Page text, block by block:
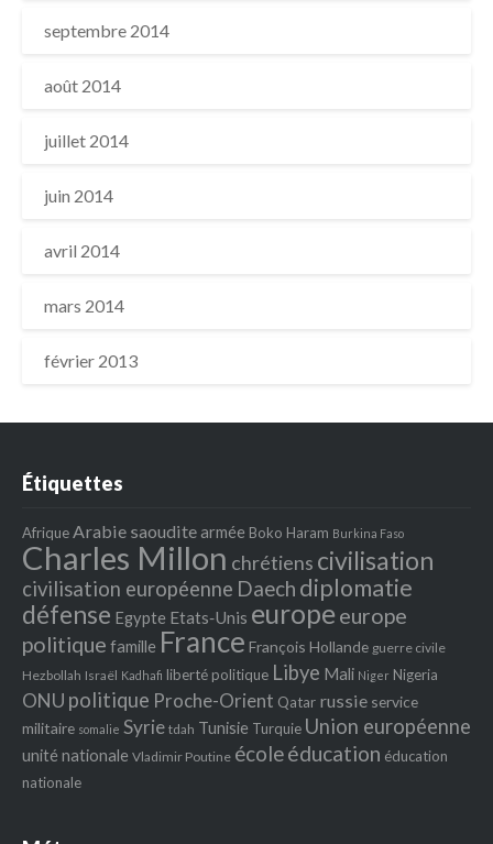
septembre 2014
août 2014
juillet 2014
juin 2014
avril 2014
mars 2014
février 2013
Étiquettes
AfriqueArabie saoudite armée Boko Haram Burkina Faso
Charles Millon chrétiens civilisation
civilisation européenne Daech diplomatie
défense Egypte Etats‐Unis europeeurope
politique famille France François Hollande guerre civile
Hezbollah Israël Kadhafi liberté politique Libye Mali Niger Nigeria
ONU politique Proche-Orient Qatar russie service
militaire somalie Syrie tdah Tunisie Turquie Union européenne
unité nationale Vladimir Poutine écoleéducation éducation
nationale